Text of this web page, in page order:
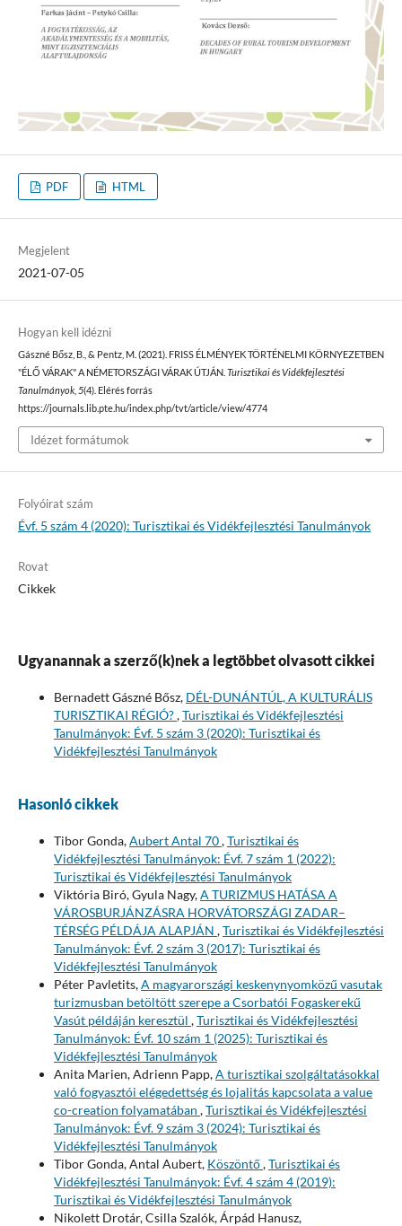
PDF HTML
Megjelent
2021-07-05
Hogyan kell idézni
Gászné Bősz, B., & Pentz, M. (2021). FRISS ÉLMÉNYEK TÖRTÉNELMI KÖRNYEZETBEN
"ÉLŐ VÁRAK" A NÉMETORSZÁGI VÁRAK ÚTJÁN. Turisztikai és Vidékfejlesztési
Tanulmányok, 5(4). Elérés forrás
https://journals.lib.pte.hu/index.php/tvt/article/view/4774
Idézet formátumok
Folyóirat szám
Évf. 5 szám 4 (2020): Turisztikai és Vidékfejlesztési Tanulmányok
Rovat
Cikkek
Ugyanannak a szerző(k)nek a legtöbbet olvasott cikkei
Bernadett Gászné Bősz, DÉL-DUNÁNTÚL, A KULTURÁLIS
TURISZTIKAI RÉGIÓ?,Turisztikai és Vidékfejlesztési
Tanulmányok: Évf. 5 szám 3 (2020): Turisztikai és
Vidékfejlesztési Tanulmányok
Hasonló cikkek
Tibor Gonda,Aubert Antal 70,Turisztikai és
Vidékfejlesztési Tanulmányok: Évf. 7 szám 1 (2022):
Turisztikai és Vidékfejlesztési Tanulmányok
Viktória Biró, Gyula Nagy,A TURIZMUS HATÁSA A
VÁROSBURJÁNZÁSRA HORVÁTORSZÁGI ZADAR–
TÉRSÉG PÉLDÁJA ALAPJÁN ,Turisztikai és Vidékfejlesztési
Tanulmányok: Évf. 2 szám 3 (2017): Turisztikai és
Vidékfejlesztési Tanulmányok
Péter Pavletits,A magyarországi keskenynyomközű vasutak
turizmusban betöltött szerepe a Csorbatói Fogaskerekű
Vasút példáján keresztül ,Turisztikai és Vidékfejlesztési
Tanulmányok: Évf. 10 szám 1 (2025): Turisztikai és
Vidékfejlesztési Tanulmányok
Anita Marien, Adrienn Papp,A turisztikai szolgáltatásokkal
való fogyasztói elégedettség és lojalitás kapcsolata a value
co-creation folyamatában ,Turisztikai és Vidékfejlesztési
Tanulmányok: Évf. 9 szám 3 (2024): Turisztikai és
Vidékfejlesztési Tanulmányok
Tibor Gonda, Antal Aubert, Köszöntő,Turisztikai és
Vidékfejlesztési Tanulmányok: Évf. 4 szám 4 (2019):
Turisztikai és Vidékfejlesztési Tanulmányok
Nikolett Drotár, Csilla Szalók, Árpád Hanusz,